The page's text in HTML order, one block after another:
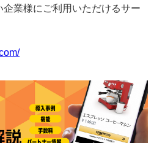
業様にご利用いただけるサー